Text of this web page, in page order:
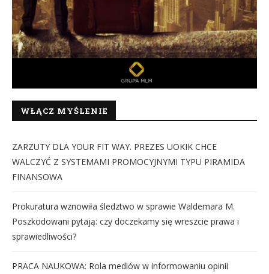
WŁĄCZ MYŚLENIE
ZARZUTY DLA YOUR FIT WAY. PREZES UOKIK CHCE
WALCZYĆ Z SYSTEMAMI PROMOCYJNYMI TYPU PIRAMIDA
FINANSOWA
Prokuratura wznowiła śledztwo w sprawie Waldemara M.
Poszkodowani pytają: czy doczekamy się wreszcie prawa i
sprawiedliwości?
PRACA NAUKOWA: Rola mediów w informowaniu opinii